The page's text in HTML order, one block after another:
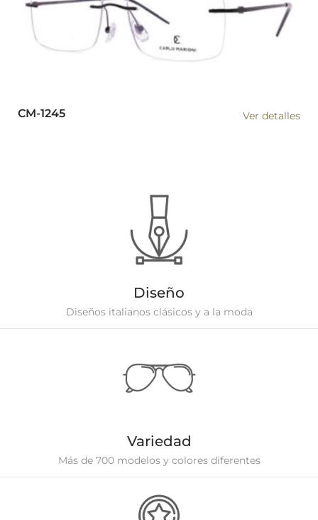
CM-1245 Ver detalles
Diseño
Diseños italianos clásicos y a la moda
Variedad
Más de 700 modelos y colores diferentes